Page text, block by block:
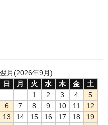
翌月(2026年9月)
日
月 火 水 木 金
土
1
2 3 4
5
6
7 8 9 10 11
12
13
14 15 16 17 18
19